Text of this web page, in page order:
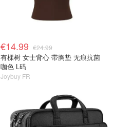
€14.99 €24.99
有棵树 女士背心 带胸垫 无痕抗菌
咖色 L码
Joybuy FR